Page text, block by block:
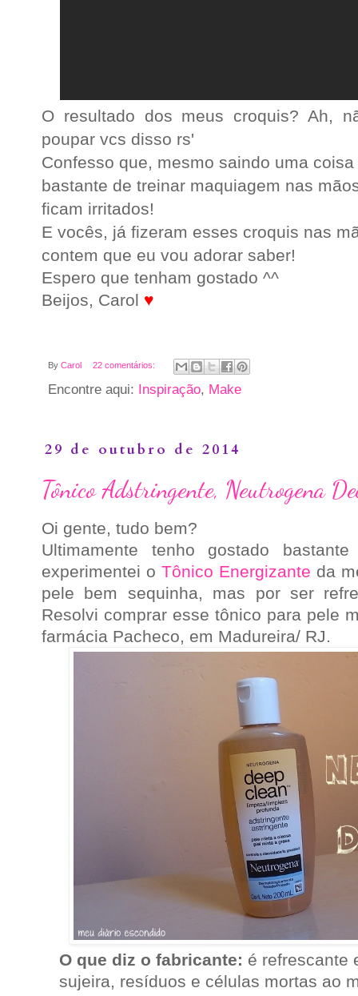
O resultado dos meus croquis? Ah,
poupar vcs disso rs'
Confesso que, mesmo saindo uma
bastante de treinar maquiagem nas
ficam irritados!
E vocês, já fizeram esses croquis nas
contem que eu vou adorar saber!
Espero que tenham gostado ^^
Beijos, Carol ♥
By Carol 22 comentários:
Encontre aqui: Inspiração, Make
29 de outubro de 2014
Tônico Adstringente, Neutrogena
Oi gente, tudo bem?
Ultimamente tenho gostado
experimentei o Tônico Energizante da
pele bem sequinha, mas por ser
Resolvi comprar esse tônico para pele
farmácia Pacheco, em Madureira/ RJ.
O que diz o fabricante: é refrescante
sujeira, resíduos e células mortas ao